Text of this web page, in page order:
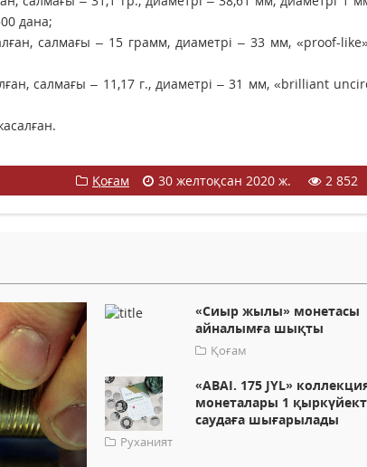
дана;
салмағы – 15 грамм, диаметрі – 33 мм, «рrооf-
салмағы – 11,17 г., диаметрі – 31 мм, «brilliant
Қоғам 30 желтоқсан 2020 ж. 2 852
«Сиыр жылы» монетасы
айналымға шықты
Қоғам
«ABAI. 175 JYL»
монеталары 1
саудаға шығарылады
Руханият